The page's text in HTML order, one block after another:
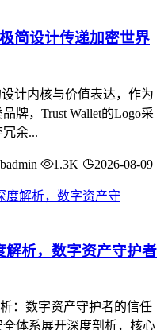
简设计传递加密世界
计内核与价值表达，作为
牌，Trust Wallet的Logo采
余...
1.3K 2026-08-09
解析，数字资产守护者
析：数字资产守护者的信任
体系展开深度剖析，核心